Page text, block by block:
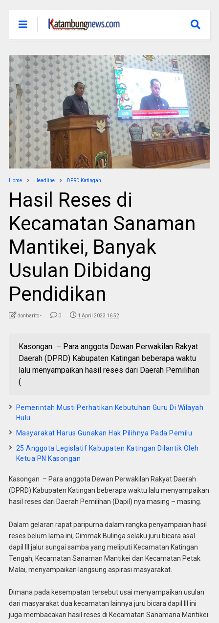
Home Headline DPRD Katingan
Hasil Reses di
Kecamatan Sanaman
Mantikei, Banyak
Usulan Dibidang
Pendidikan
donbarito - 0 1 April 2023 16:52
Kasongan – Para anggota Dewan Perwakilan Rakyat
Daerah (DPRD) Kabupaten Katingan beberapa waktu
lalu menyampaikan hasil reses dari Daerah Pemilihan
(
Pemerintah Musti Perhatikan Kebutuhan Guru Di Wilayah
Hulu
Masyarakat Harus Gunakan Hak Pilihnya Pada Pemilu
25 Anggota Legislatif Kabupaten Katingan Dilantik Oleh
Ketua PN Kasongan
Kasongan – Para anggota Dewan Perwakilan Rakyat Daerah
(DPRD) Kabupaten Katingan beberapa waktu lalu menyampaikan
hasil reses dari Daerah Pemilihan (Dapil) nya masing – masing.
Dalam gelaran rapat paripurna dalam rangka penyampaian hasil
reses belum lama ini, Gimmak Bulinga selaku juru bicara asal
dapil III jalur sungai samba yang meliputi Kecamatan Katingan
Tengah, Kecamatan Sanaman Mantikei dan Kecamatan Petak
Malai, menyampaikan langsung aspirasi masyarakat.
Dimana pada kesempatan tersebut usai menyampaikan usulan
dari masyarakat dua kecamatan lainnya juru bicara dapil III ini
juga membacakan hasil reses di Kecamatan Sanamana Mantikei.